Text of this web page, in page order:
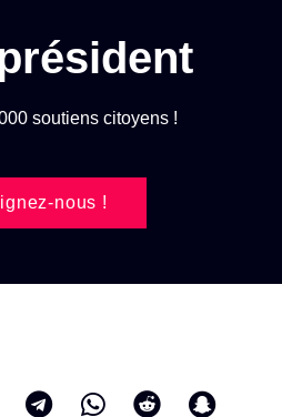
soutiens citoyens !
nous !